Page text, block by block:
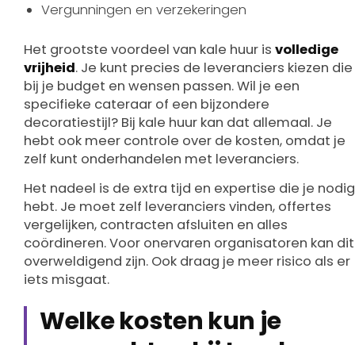
Vergunningen en verzekeringen
Het grootste voordeel van kale huur is volledige
vrijheid. Je kunt precies de leveranciers kiezen die
bij je budget en wensen passen. Wil je een
specifieke cateraar of een bijzondere
decoratiestijl? Bij kale huur kan dat allemaal. Je
hebt ook meer controle over de kosten, omdat je
zelf kunt onderhandelen met leveranciers.
Het nadeel is de extra tijd en expertise die je nodig
hebt. Je moet zelf leveranciers vinden, offertes
vergelijken, contracten afsluiten en alles
coördineren. Voor onervaren organisatoren kan dit
overweldigend zijn. Ook draag je meer risico als er
iets misgaat.
Welke kosten kun je